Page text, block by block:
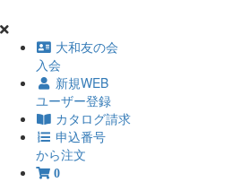
大和友の会
入会
新規WEB
ユーザー登録
カタログ請求
申込番号
から注文
0